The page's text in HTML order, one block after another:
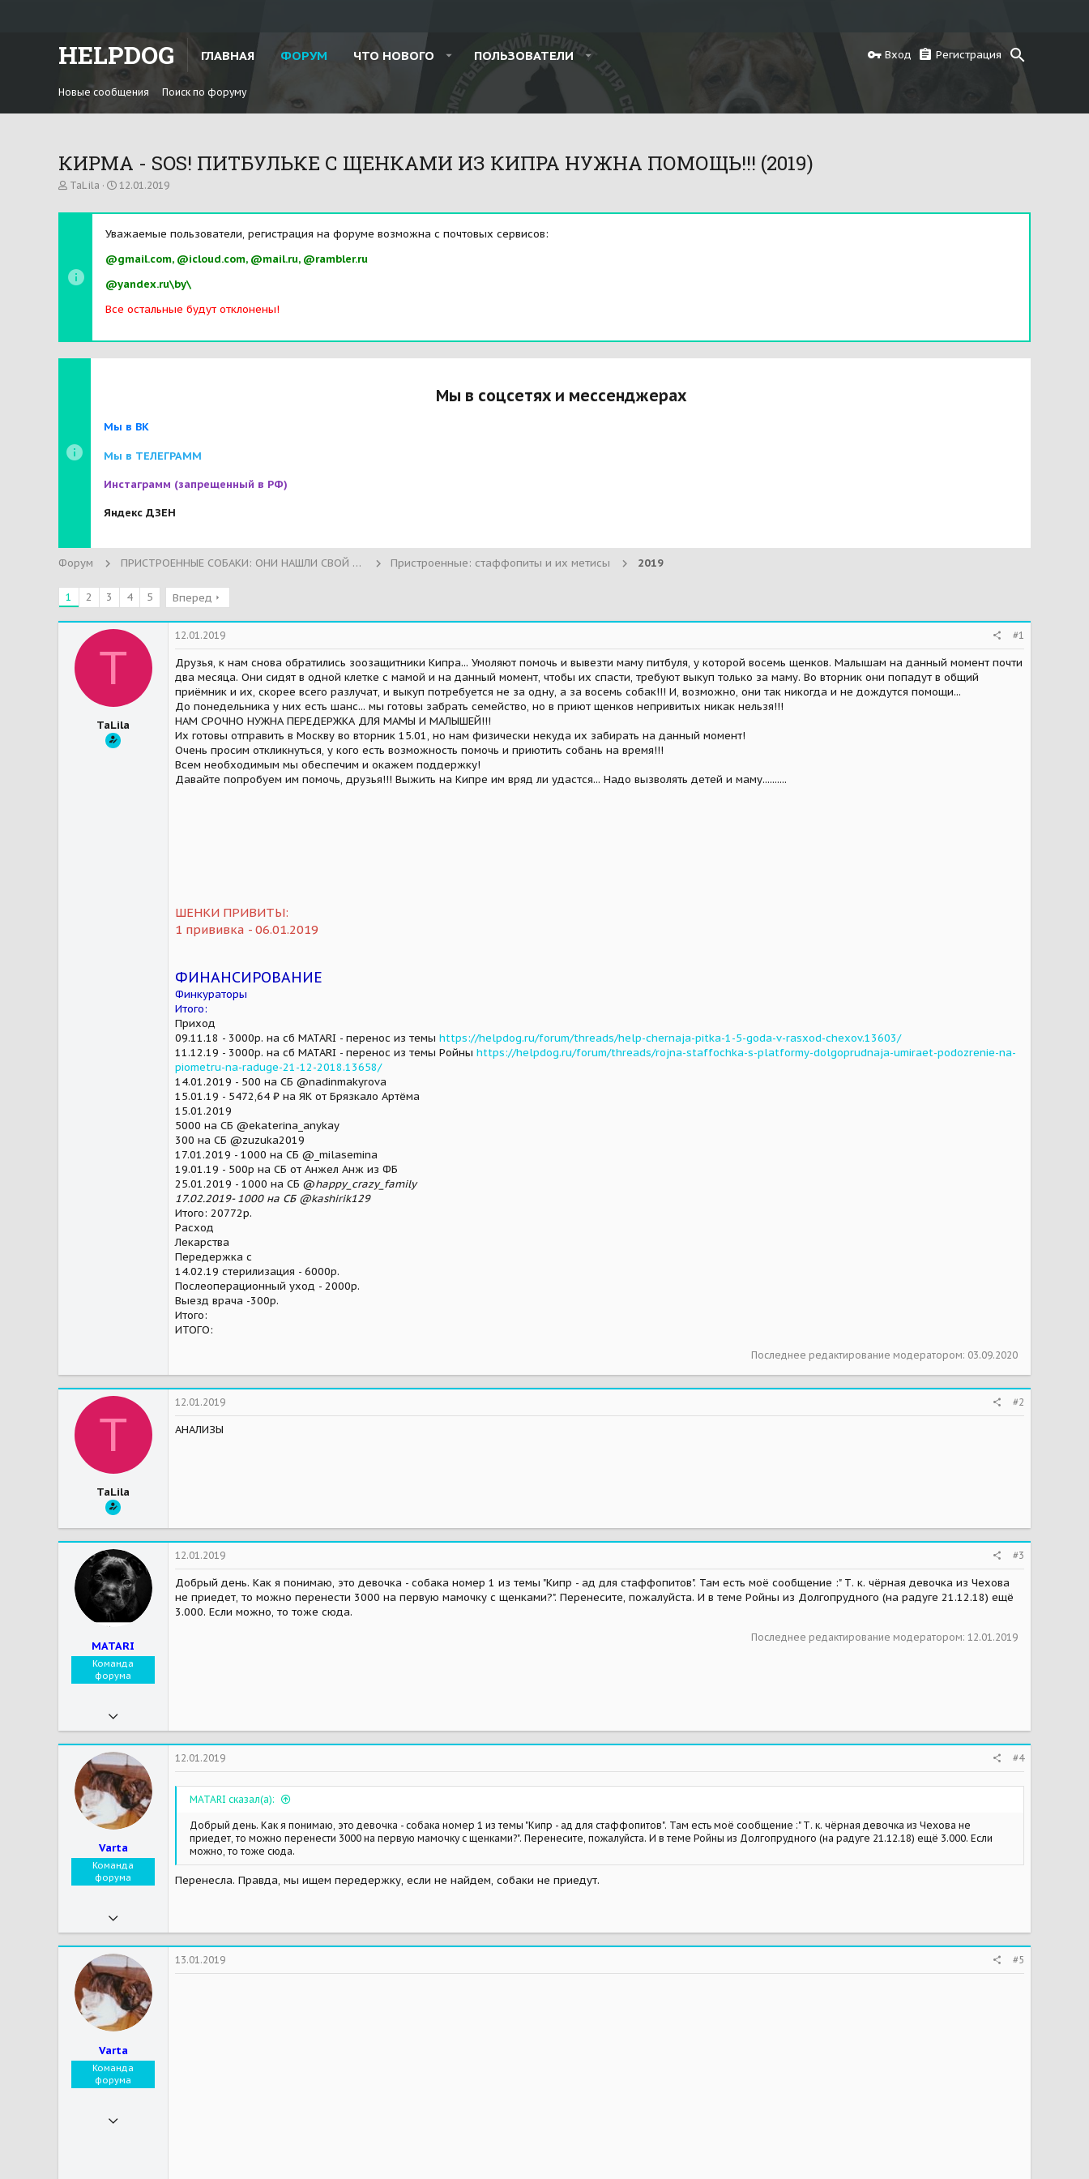
HELPDOG ГЛАВНАЯ ФОРУМ ЧТО НОВОГО ПОЛЬЗОВАТЕЛИ Вход Регистрация
Новые сообщения Поиск по форуму
КИРМА - SOS! ПИТБУЛЬКЕ С ЩЕНКАМИ ИЗ КИПРА НУЖНА ПОМОЩЬ!!! (2019)
А
т
м
ы
TaLila
Д
т
н
ч
л
12.01.2019
Уважаемые пользователи, регистрация на форуме возможна с почтовых сервисов:
@gmail.com, @icloud.com, @mail.ru, @rambler.ru
@yandex.ru\by\
Все остальные будут отклонены!
Мы в соцсетях и мессенджерах
Мы в ВК
Мы в ТЕЛЕГРАММ
Инстаграмм (запрещенный в РФ)
Яндекс ДЗЕН
Форум ПРИСТРОЕННЫЕ СОБАКИ: ОНИ НАШЛИ СВОЙ ДОМ! Пристроенные: стаффопиты и их метисы 2019
1 2 3 4 5 Вперед
T
TaLila
12.01.2019 #1
Друзья, к нам снова обратились зоозащитники Кипра... Умоляют помочь и вывезти маму питбуля, у которой восемь щенков. Малышам на данный момент почти
два месяца. Они сидят в одной клетке с мамой и на данный момент, чтобы их спасти, требуют выкуп только за маму. Во вторник они попадут в общий
приёмник и их, скорее всего разлучат, и выкуп потребуется не за одну, а за восемь собак!!! И, возможно, они так никогда и не дождутся помощи...
До понедельника у них есть шанс... мы готовы забрать семейство, но в приют щенков непривитых никак нельзя!!!
НАМ СРОЧНО НУЖНА ПЕРЕДЕРЖКА ДЛЯ МАМЫ И МАЛЫШЕЙ!!!
Их готовы отправить в Москву во вторник 15.01, но нам физически некуда их забирать на данный момент!
Очень просим откликнуться, у кого есть возможность помочь и приютить собань на время!!!
Всем необходимым мы обеспечим и окажем поддержку!
Давайте попробуем им помочь, друзья!!! Выжить на Кипре им вряд ли удастся... Надо вызволять детей и маму..........
ШЕНКИ ПРИВИТЫ:
1 прививка - 06.01.2019
ФИНАНСИРОВАНИЕ
Финкураторы
Итого:
Приход
09.11.18 - 3000р. на сб MATARI - перенос из темы https://helpdog.ru/forum/threads/help-chernaja-pitka-1-5-goda-v-rasxod-chexov.13603/
11.12.19 - 3000р. на сб MATARI - перенос из темы Ройны https://helpdog.ru/forum/threads/rojna-staffochka-s-platformy-dolgoprudnaja-umiraet-podozrenie-na-
piometru-na-raduge-21-12-2018.13658/
14.01.2019 - 500 на СБ @nadinmakyrova
15.01.19 - 5472,64 ₽ на ЯК от Брязкало Артёма
15.01.2019
5000 на СБ @ekaterina_anykay
300 на СБ @zuzuka2019
17.01.2019 - 1000 на СБ @_milasemina
19.01.19 - 500р на СБ от Анжел Анж из ФБ
25.01.2019 - 1000 на СБ @happy_crazy_family
17.02.2019- 1000 на СБ @kashirik129
Итого: 20772р.
Расход
Лекарства
Передержка с
14.02.19 стерилизация - 6000р.
Послеоперационный уход - 2000р.
Выезд врача -300р.
Итого:
ИТОГО:
Последнее редактирование модератором: 03.09.2020
T
TaLila
12.01.2019 #2
АНАЛИЗЫ
MATARI
Команда
форума
971
2 928
93
Мои зверушки
12.01.2019 #3
Добрый день. Как я понимаю, это девочка - собака номер 1 из темы "Кипр - ад для стаффопитов". Там есть моё сообщение :" Т. к. чёрная девочка из Чехова
не приедет, то можно перенести 3000 на первую мамочку с щенками?". Перенесите, пожалуйста. И в теме Ройны из Долгопрудного (на радуге 21.12.18) ещё
3.000. Если можно, то тоже сюда.
Последнее редактирование модератором: 12.01.2019
Varta
Команда
форума
21 433
3 853
113
Мои зверушки
12.01.2019 #4
MATARI сказал(а):
Добрый день. Как я понимаю, это девочка - собака номер 1 из темы "Кипр - ад для стаффопитов". Там есть моё сообщение :" Т. к. чёрная девочка из Чехова не
приедет, то можно перенести 3000 на первую мамочку с щенками?". Перенесите, пожалуйста. И в теме Ройны из Долгопрудного (на радуге 21.12.18) ещё 3.000. Если
можно, то тоже сюда.
Перенесла. Правда, мы ищем передержку, если не найдем, собаки не приедут.
Varta
Команда
форума
13.01.2019 #5